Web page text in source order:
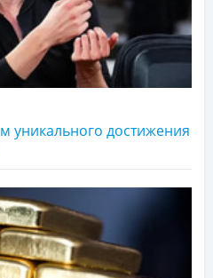
уникального достижения